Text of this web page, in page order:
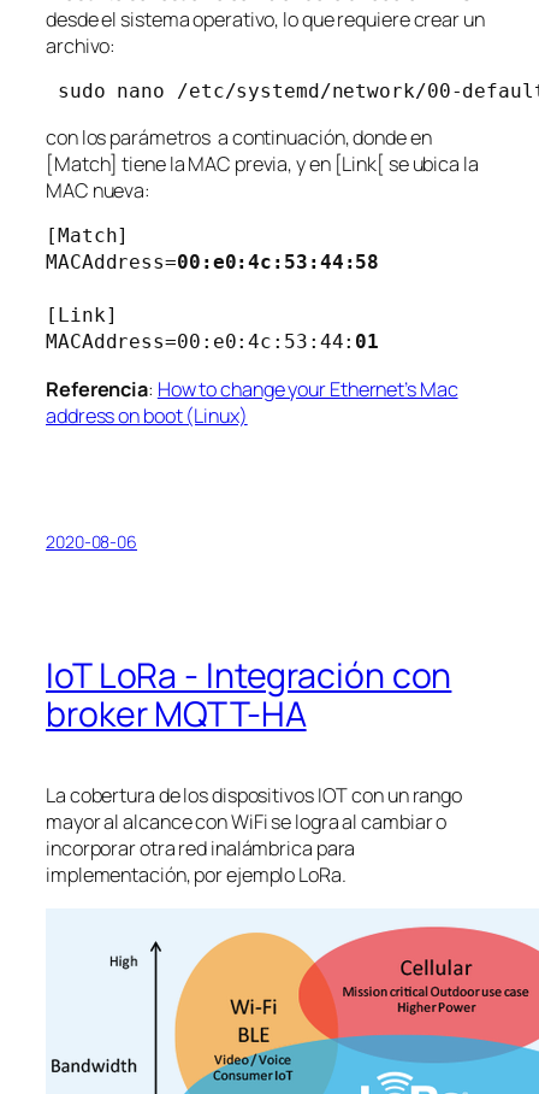
desde el sistema operativo, lo que requiere crear un
archivo:
sudo nano /etc/systemd/network/00-
con los parámetros a continuación, donde en
[Match] tiene la MAC previa, y en [Link[ se ubica la
MAC nueva:
[Match]
MACAddress=00:e0:4c:53:44:58
[Link]
MACAddress=00:e0:4c:53:44: 01
Referencia: How to change your Ethernet’s Mac
address on boot (Linux)
2020-08-06
IoT LoRa - Integración con
broker MQTT-HA
La cobertura de los dispositivos IOT con un rango
mayor al alcance con WiFi se logra al cambiar o
incorporar otra red inalámbrica para
implementación, por ejemplo LoRa.